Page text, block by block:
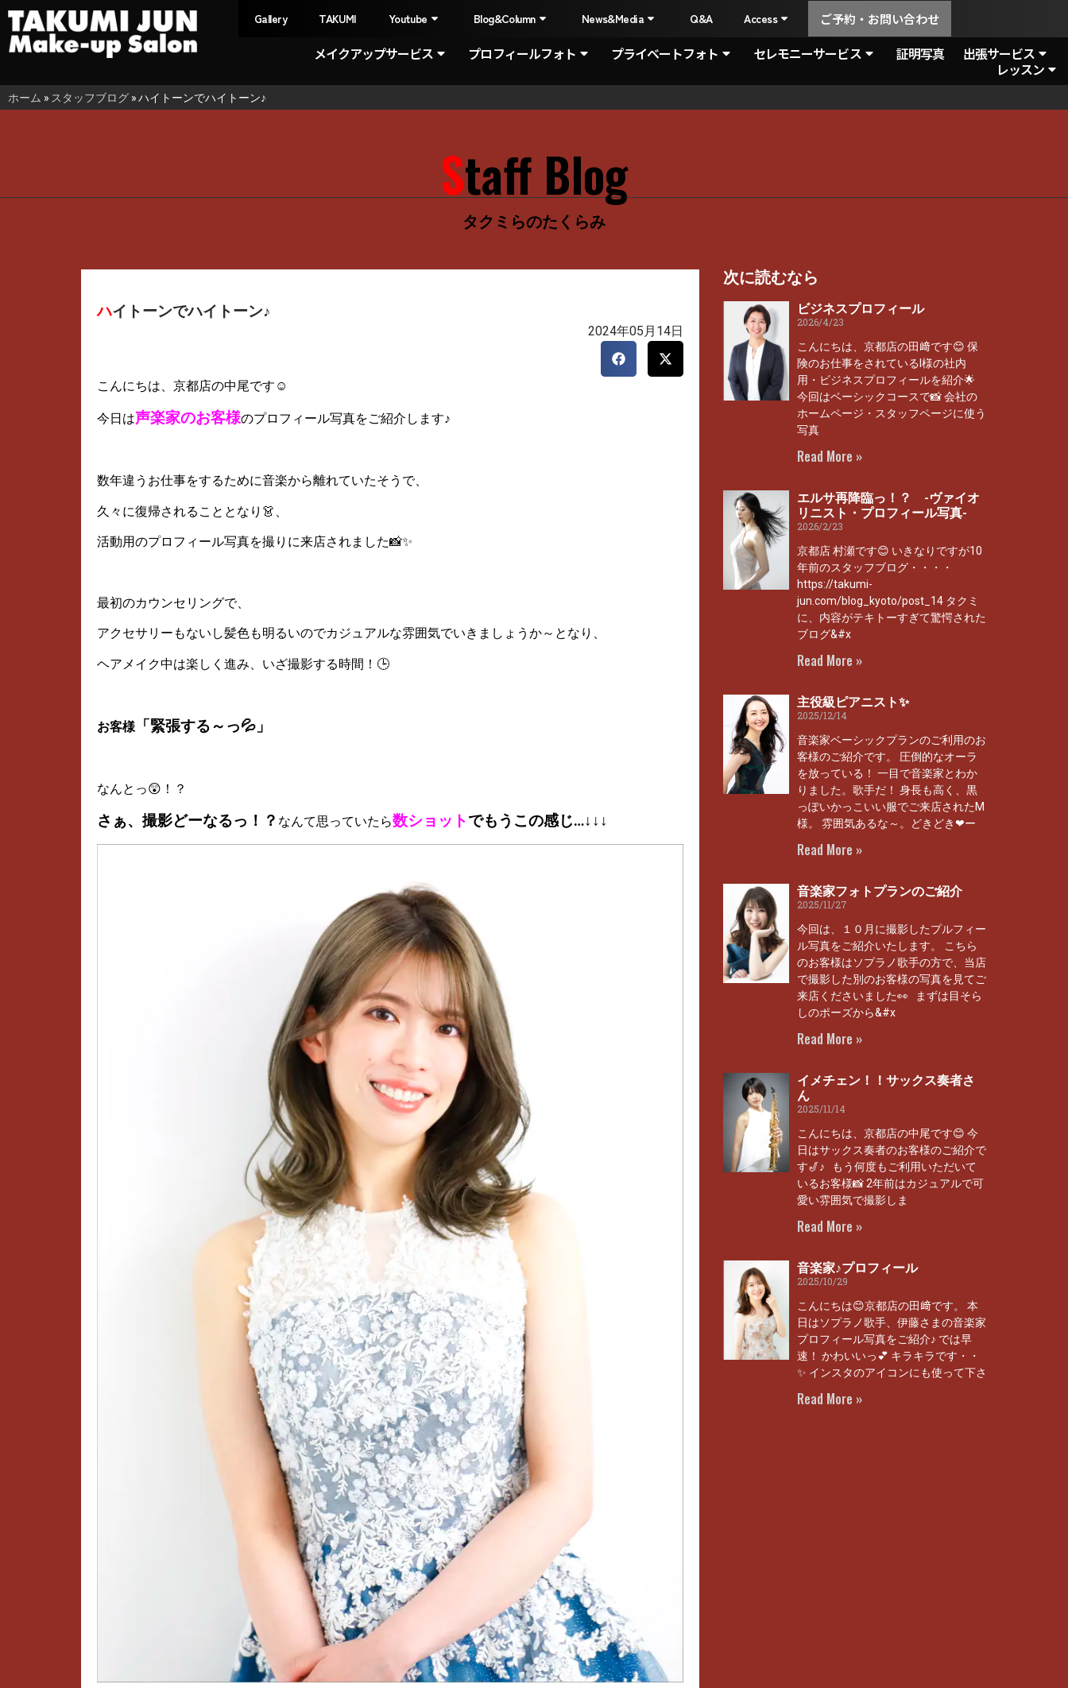
Gallery TAKUMI Youtube Blog&Column News&Media Q&A Access ご予約・お問い合わせ
メイクアップサービス プロフィールフォト プライベートフォト セレモニーサービス 証明写真
出張サービス
レッスン
ホーム » スタッフブログ »ハイトーンでハイトーン♪
Staff Blog
タクミらのたくらみ
ハイトーンでハイトーン♪
2024年05月14日
こんにちは、京都店の中尾です☺
今日は声楽家のお客様のプロフィール写真をご紹介します♪
数年違うお仕事をするために音楽から離れていたそうで、
久々に復帰されることとなり👗、
活動用のプロフィール写真を撮りに来店されました📸✨
最初のカウンセリングで、
アクセサリーもないし髪色も明るいのでカジュアルな雰囲気でいきましょうか～となり、
ヘアメイク中は楽しく進み、いざ撮影する時間！🕒
お客様「緊張する～っ💦」
なんとっ😲！？
さぁ、撮影どーなるっ！？ なんて思っていたら数ショットでもうこの感じ…↓↓↓
次に読むなら
ビジネスプロフィール
2026/4/23
こんにちは、京都店の田﨑です😊 保
険のお仕事をされているI様の社内
用・ビジネスプロフィールを紹介🌟
今回はベーシックコースで📸 会社の
ホームページ・スタッフページに使う
写真
Read More »
エルサ再降臨っ！？ -ヴァイオ
リニスト・プロフィール写真-
2026/2/23
京都店 村瀬です😊 いきなりですが10
年前のスタッフブログ・・・・
https://takumi-
jun.com/blog_kyoto/post_14 タクミ
に、内容がテキトーすぎて驚愕された
ブログ&#x
Read More »
主役級ピアニスト✨
2025/12/14
音楽家ベーシックプランのご利用のお
客様のご紹介です。 圧倒的なオーラ
を放っている！ 一目で音楽家とわか
りました。歌手だ！ 身長も高く、黒
っぽいかっこいい服でご来店されたM
様。 雰囲気あるな～。どきどき❤ー
Read More »
音楽家フォトプランのご紹介
2025/11/27
今回は、１０月に撮影したプルフィー
ル写真をご紹介いたします。 こちら
のお客様はソプラノ歌手の方で、当店
で撮影した別のお客様の写真を見てご
来店くださいました👀 まずは目そら
しのポーズから&#x
Read More »
イメチェン！！サックス奏者さ
ん
2025/11/14
こんにちは、京都店の中尾です😊 今
日はサックス奏者のお客様のご紹介で
す🎷♪ もう何度もご利用いただいて
いるお客様📸 2年前はカジュアルで可
愛い雰囲気で撮影しま
Read More »
音楽家♪プロフィール
2025/10/29
こんにちは😊京都店の田﨑です。 本
日はソプラノ歌手、伊藤さまの音楽家
プロフィール写真をご紹介♪ では早
速！ かわいいっ💕 キラキラです・・
✨ インスタのアイコンにも使って下さ
Read More »